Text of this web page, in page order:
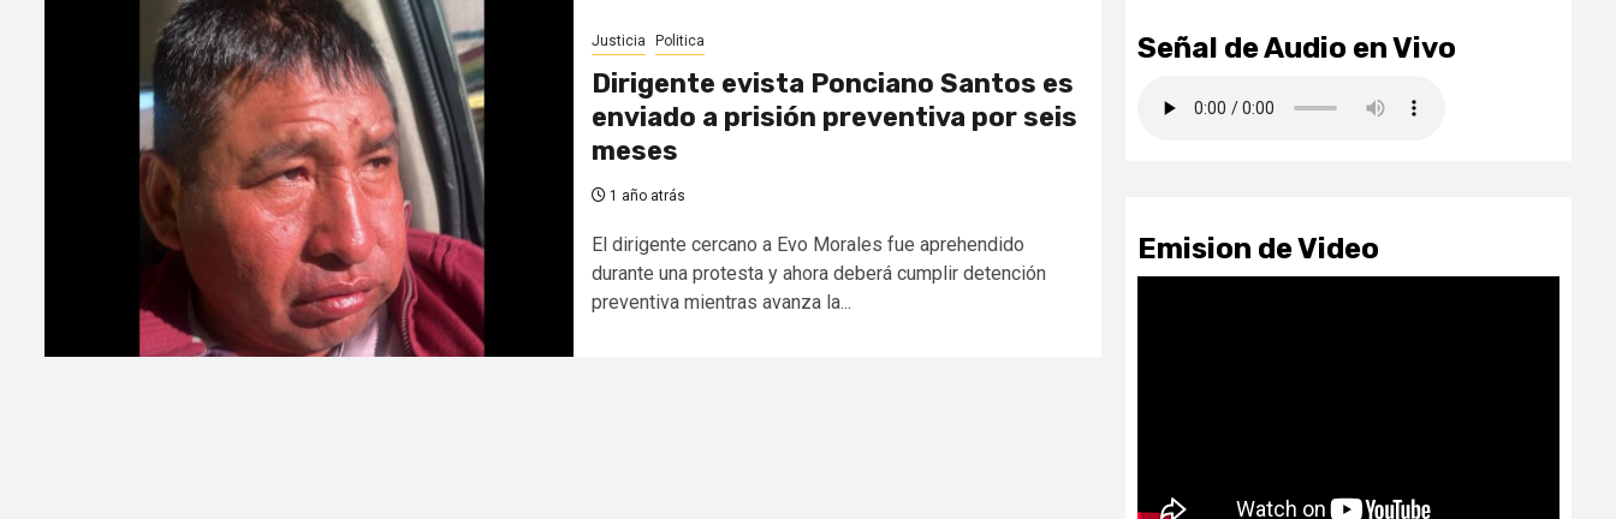
Justicia Politica
Dirigente evista Ponciano Santos es
enviado a prisión preventiva por seis
meses
1 año atrás
El dirigente cercano a Evo Morales fue aprehendido
durante una protesta y ahora deberá cumplir detención
preventiva mientras avanza la...
Señal de Audio en Vivo
Emision de Video